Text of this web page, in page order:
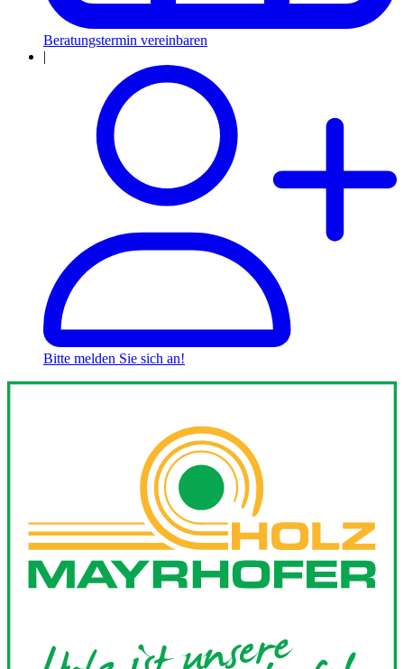
Beratungstermin vereinbaren
|
Bitte melden Sie sich an!